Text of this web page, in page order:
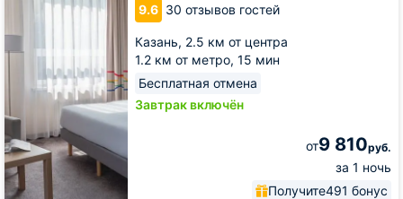
9.6 30 отзывов гостей
Казань, 2.5 км от центра
1.2 км от метро, 15 мин
Бесплатная отмена
Завтрак включён
от9 810руб.
за 1 ночь
Получите491 бонус